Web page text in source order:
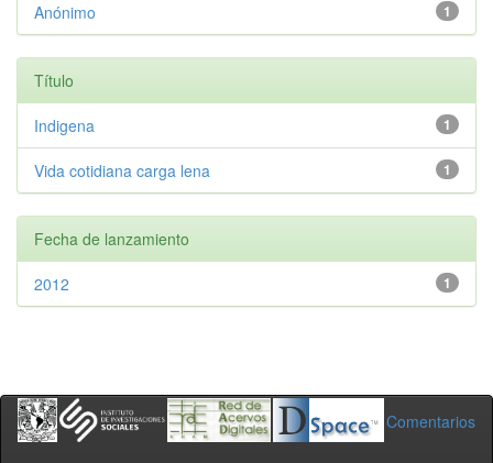
1
Anónimo
Título
1
Indigena
1
Vida cotidiana carga lena
Fecha de lanzamiento
1
2012
Comentarios